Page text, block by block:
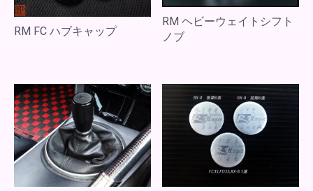
RM FC ハブキャップ
RM ヘビーウェイトシフト
ノブ